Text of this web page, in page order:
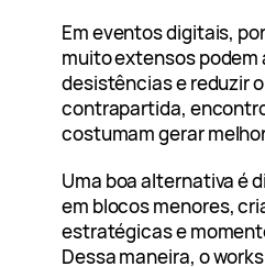
Em eventos digitais,
muito extensos
desistências e reduzir
contrapartida,
costumam gerar
Uma boa alternativa é
em blocos menores,
estratégicas e
Dessa maneira, o